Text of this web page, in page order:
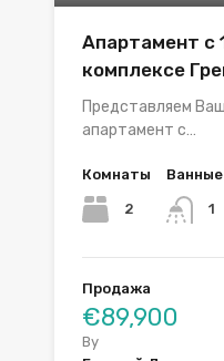
Апартамент с
комплексе
Представляем
апартамент с…
Комнаты
2
Ванные
1
Продажа
€89,900
By